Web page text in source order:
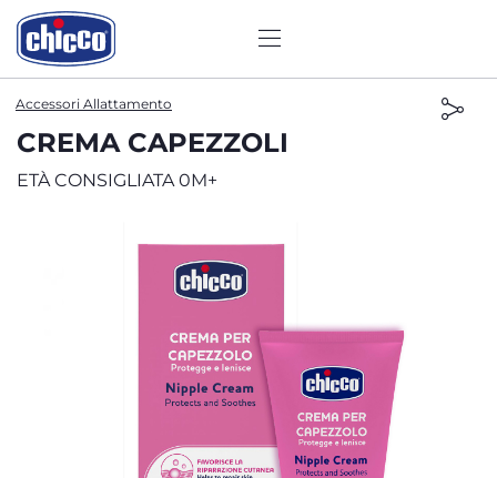
Accessori Allattamento
CREMA CAPEZZOLI
ETÀ CONSIGLIATA 0M+